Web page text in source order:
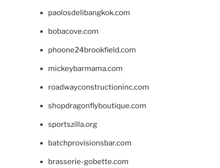
paolosdelibangkok.com
bobacove.com
phoone24brookfield.com
mickeybarmama.com
roadwayconstructioninc.com
shopdragonflyboutique.com
sportszilla.org
batchprovisionsbar.com
brasserie-gobette.com